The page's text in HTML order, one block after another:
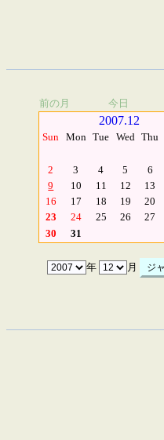
前の月 今日
2007.12
Sun Mon Tue Wed Thu
2
3 4 5 6
9
10 11 12 13
16
17 18 19 20
23
24 25 26 27
30
31
年 月